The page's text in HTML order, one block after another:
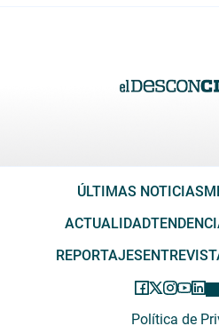
ÚLTIMAS NOTICIAS
ACTUALIDAD
REPORTAJES
Política de